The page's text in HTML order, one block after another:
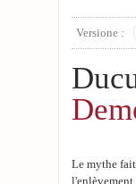
Versione :
Le mythe
l'enlèvement